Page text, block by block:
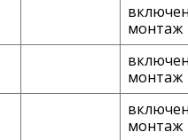
монтаж
монтаж
монтаж